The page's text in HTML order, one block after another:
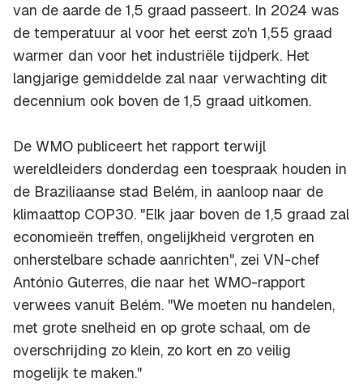
van de aarde de 1,5 graad passeert. In 2024 was
de temperatuur al voor het eerst zo'n 1,55 graad
warmer dan voor het industriële tijdperk. Het
langjarige gemiddelde zal naar verwachting dit
decennium ook boven de 1,5 graad uitkomen.
De WMO publiceert het rapport terwijl
wereldleiders donderdag een toespraak houden in
de Braziliaanse stad Belém, in aanloop naar de
klimaattop COP30. "Elk jaar boven de 1,5 graad zal
economieën treffen, ongelijkheid vergroten en
onherstelbare schade aanrichten", zei VN-chef
António Guterres, die naar het WMO-rapport
verwees vanuit Belém. "We moeten nu handelen,
met grote snelheid en op grote schaal, om de
overschrijding zo klein, zo kort en zo veilig
mogelijk te maken."